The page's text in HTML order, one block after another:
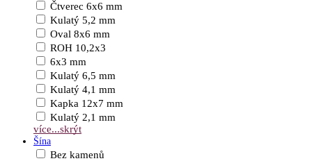
Čtverec 6x6 mm
Kulatý 5,2 mm
Oval 8x6 mm
ROH 10,2x3
6x3 mm
Kulatý 6,5 mm
Kulatý 4,1 mm
Kapka 12x7 mm
Kulatý 2,1 mm
více...skrýt
Šína
Bez kamenů